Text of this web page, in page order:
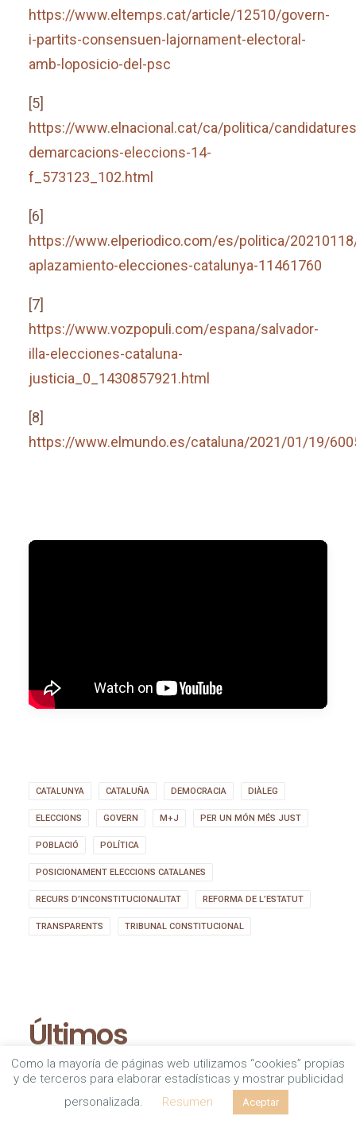
https://www.eltemps.cat/article/12510/govern-
i-partits-consensuen-lajornament-electoral-
amb-loposicio-del-psc
[5]
https://www.elnacional.cat/ca/politica/
demarcacions-eleccions-14-
f_573123_102.html
[6]
https://www.elperiodico.com/es/politica/
aplazamiento-elecciones-catalunya-11461760
[7]
https://www.vozpopuli.com/espana/salvador-
illa-elecciones-cataluna-
justicia_0_1430857921.html
[8]
https://www.elmundo.es/cataluna/2021/01/19/
CATALUNYA CATALUÑA DEMOCRACIA DIÀLEG
ELECCIONS GOVERN M+J PER UN MÓN MÉS JUST
POBLACIÓ POLÍTICA
POSICIONAMENT ELECCIONS CATALANES
RECURS D’INCONSTITUCIONALITAT REFORMA DE L’ESTATUT
TRANSPARENTS TRIBUNAL CONSTITUCIONAL
Últimos
posicionamientos
Como la mayoría de páginas web utilizamos “cookies” propias
y de terceros para elaborar estadísticas y mostrar publicidad
personalizada.
Resumen Aceptar